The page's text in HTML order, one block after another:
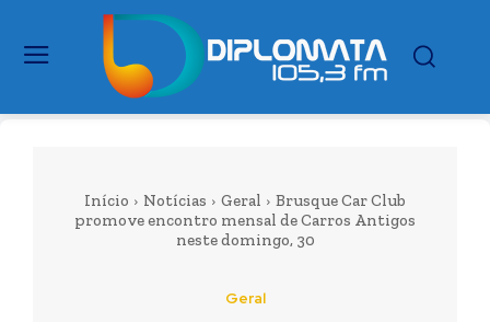
Início Notícias Geral
Brusque Car Club
promove encontro mensal de Carros Antigos
neste domingo, 30
Geral